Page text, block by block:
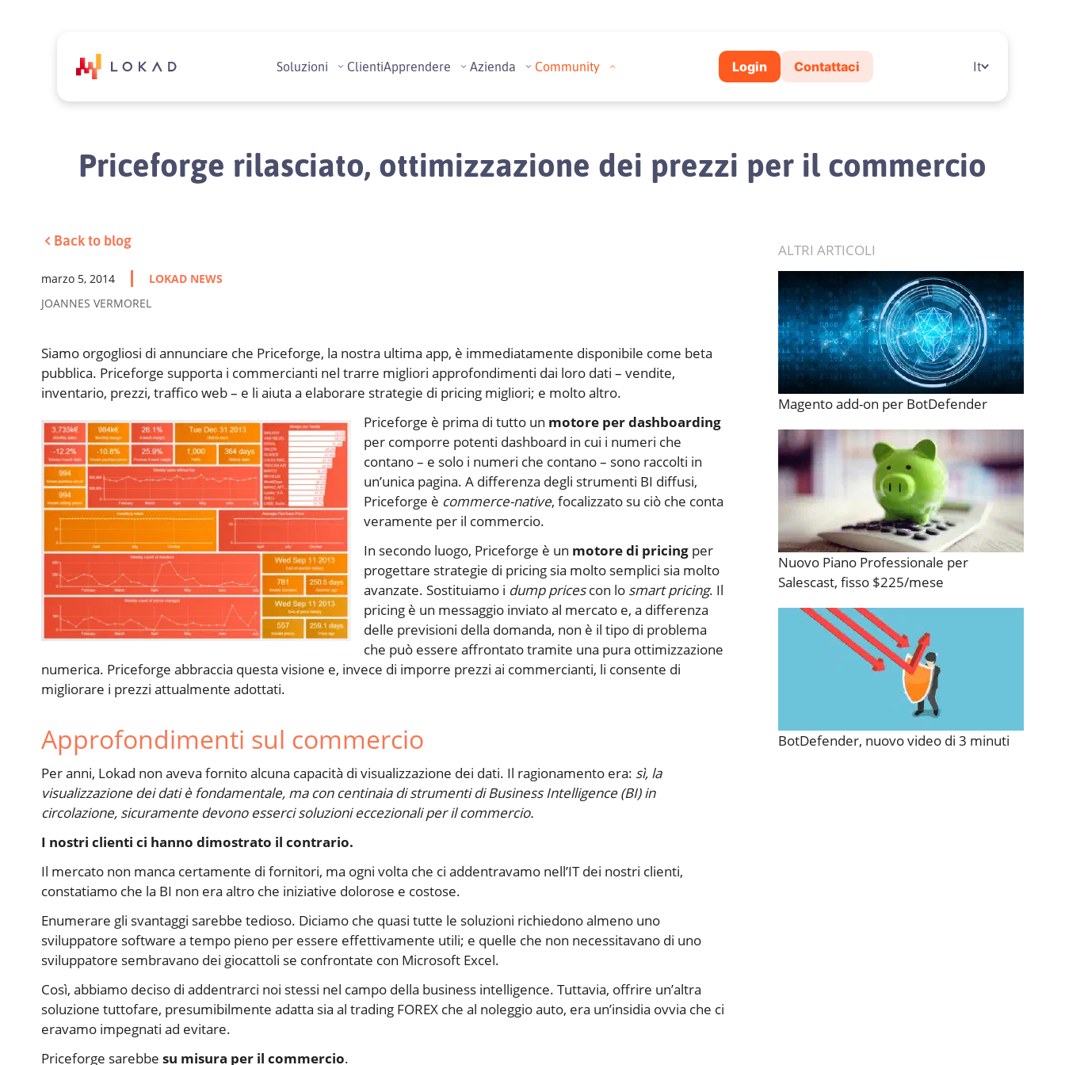
Soluzioni ClientiApprendere Azienda Community Login Contattaci It
Priceforge rilasciato, ottimizzazione dei prezzi per il commercio
Back to blog
marzo 5, 2014
LOKAD NEWS
JOANNES VERMOREL
Siamo orgogliosi di annunciare che Priceforge, la nostra ultima app, è immediatamente disponibile come beta
pubblica. Priceforge supporta i commercianti nel trarre migliori approfondimenti dai loro dati – vendite,
inventario, prezzi, traffico web – e li aiuta a elaborare strategie di pricing migliori; e molto altro.
Priceforge è prima di tutto un motore per dashboarding
per comporre potenti dashboard in cui i numeri che
contano – e solo i numeri che contano – sono raccolti in
un’unica pagina. A differenza degli strumenti BI diffusi,
Priceforge è commerce-native, focalizzato su ciò che conta
veramente per il commercio.
In secondo luogo, Priceforge è un motore di pricingper
progettare strategie di pricing sia molto semplici sia molto
avanzate. Sostituiamo i dump pricescon lo smart pricing. Il
pricing è un messaggio inviato al mercato e, a differenza
delle previsioni della domanda, non è il tipo di problema
che può essere affrontato tramite una pura ottimizzazione
numerica. Priceforge abbraccia questa visione e, invece di imporre prezzi ai commercianti, li consente di
migliorare i prezzi attualmente adottati.
Approfondimenti sul commercio
Per anni, Lokad non aveva fornito alcuna capacità di visualizzazione dei dati. Il ragionamento era: sì, la
visualizzazione dei dati è fondamentale, ma con centinaia di strumenti di Business Intelligence (BI) in
circolazione, sicuramente devono esserci soluzioni eccezionali per il commercio.
I nostri clienti ci hanno dimostrato il contrario.
Il mercato non manca certamente di fornitori, ma ogni volta che ci addentravamo nell’IT dei nostri clienti,
constatiamo che la BI non era altro che iniziative dolorose e costose.
Enumerare gli svantaggi sarebbe tedioso. Diciamo che quasi tutte le soluzioni richiedono almeno uno
sviluppatore software a tempo pieno per essere effettivamente utili; e quelle che non necessitavano di uno
sviluppatore sembravano dei giocattoli se confrontate con Microsoft Excel.
Così, abbiamo deciso di addentrarci noi stessi nel campo della business intelligence. Tuttavia, offrire un’altra
soluzione tuttofare, presumibilmente adatta sia al trading FOREX che al noleggio auto, era un’insidia ovvia che ci
eravamo impegnati ad evitare.
Priceforge sarebbe su misura per il commercio.
ALTRI ARTICOLI
Magento add-on per BotDefender
Nuovo Piano Professionale per
Salescast, fisso $225/mese
BotDefender, nuovo video di 3 minuti